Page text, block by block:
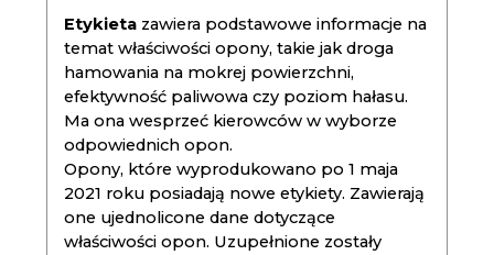
Etykieta zawiera podstawowe informacje na
temat właściwości opony, takie jak droga
hamowania na mokrej powierzchni,
efektywność paliwowa czy poziom hałasu.
Ma ona wesprzeć kierowców w wyborze
odpowiednich opon.
Opony, które wyprodukowano po 1 maja
2021 roku posiadają nowe etykiety. Zawierają
one ujednolicone dane dotyczące
właściwości opon. Uzupełnione zostały